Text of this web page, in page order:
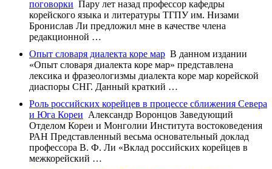
поговорки Пару лет назад профессор кафедры
корейского языка и литературы ТГПУ им. Низами
Бронислав Ли предложил мне в качестве члена
редакционной …
Опыт словаря диалекта коре мар В данном издании
«Опыт словаря диалекта коре мар» представлена
лексика и фразеологизмы диалекта коре мар корейской
диаспоры СНГ. Данный краткий …
Роль российских корейцев в процессе сближения Севера
и Юга Кореи Александр Воронцов Заведующий
Отделом Кореи и Монголии Института востоковедения
РАН Представленный весьма основательный доклад
профессора В. Ф. Ли «Вклад российских корейцев в
межкорейский …